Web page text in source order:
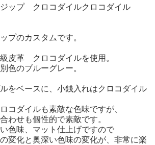
ップ クロコダイルクロコダイル
プのカスタムです。
皮革 クロコダイルを使用。
色のブルーグレー。
をベースに、小銭入れはクロコダイル
コダイルも素敵な色味ですが、
わせも個性的で素敵です。
色味、マット仕上げですので
変化と奥深い色味の変化が、非常に楽